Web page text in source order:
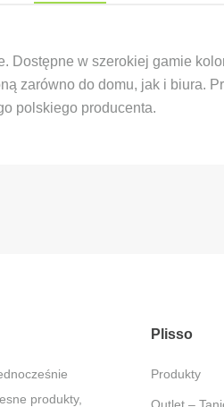
Dostępne w szerokiej gamie
zarówno do domu, jak i biura.
polskiego producenta.
produkty,
Plisso
Produkty